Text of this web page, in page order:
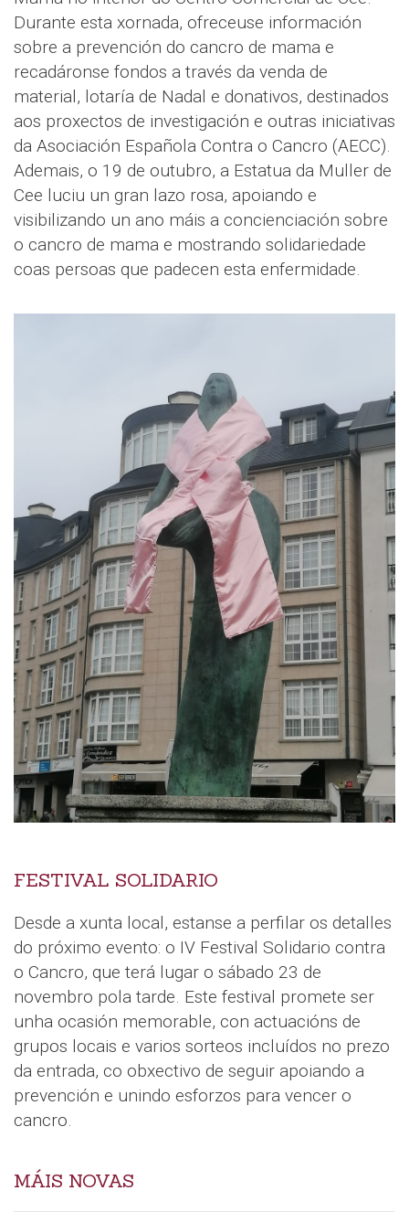
Durante esta xornada, ofreceuse información
sobre a prevención do cancro de mama e
recadáronse fondos a través da venda de
material, lotaría de Nadal e donativos, destinados
aos proxectos de investigación e outras iniciativas
da Asociación Española Contra o Cancro (AECC).
Ademais, o 19 de outubro, a Estatua da Muller de
Cee luciu un gran lazo rosa, apoiando e
visibilizando un ano máis a concienciación sobre
o cancro de mama e mostrando solidariedade
coas persoas que padecen esta enfermidade.
FESTIVAL SOLIDARIO
Desde a xunta local, estanse a perfilar os detalles
do próximo evento: o IV Festival Solidario contra
o Cancro, que terá lugar o sábado 23 de
novembro pola tarde. Este festival promete ser
unha ocasión memorable, con actuacións de
grupos locais e varios sorteos incluídos no prezo
da entrada, co obxectivo de seguir apoiando a
prevención e unindo esforzos para vencer o
cancro.
MÁIS NOVAS